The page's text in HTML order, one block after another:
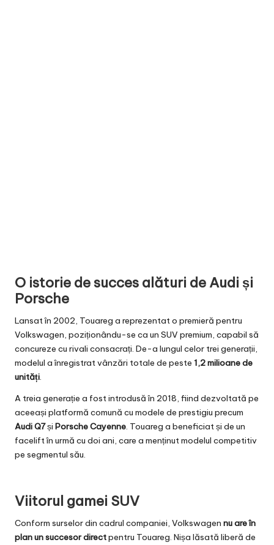
O istorie de succes alături de Audi și
Porsche
Lansat în 2002, Touareg a reprezentat o premieră pentru
Volkswagen, poziționându-se ca un SUV premium, capabil să
concureze cu rivali consacrați. De-a lungul celor trei generații,
modelul a înregistrat vânzări totale de peste 1,2 milioane de
unități.
A treia generație a fost introdusă în 2018, fiind dezvoltată pe
aceeași platformă comună cu modele de prestigiu precum
Audi Q7și Porsche Cayenne. Touareg a beneficiat și de un
facelift în urmă cu doi ani, care a menținut modelul competitiv
pe segmentul său.
Viitorul gamei SUV
Conform surselor din cadrul companiei, Volkswagen nu are în
plan un succesor directpentru Touareg. Nișa lăsată liberă de